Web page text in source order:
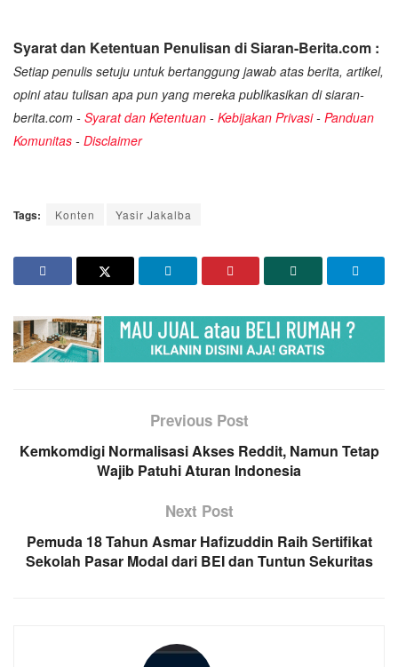
Syarat dan Ketentuan Penulisan di Siaran-Berita.com :
Setiap penulis setuju untuk bertanggung jawab atas berita, artikel,
opini atau tulisan apa pun yang mereka publikasikan di siaran-
berita.com - Syarat dan Ketentuan - Kebijakan Privasi- Panduan
Komunitas - Disclaimer
Tags: Konten Yasir Jakalba
Previous Post
Kemkomdigi Normalisasi Akses Reddit, Namun Tetap
Wajib Patuhi Aturan Indonesia
Next Post
Pemuda 18 Tahun Asmar Hafizuddin Raih Sertifikat
Sekolah Pasar Modal dari BEI dan Tuntun Sekuritas